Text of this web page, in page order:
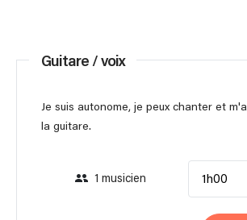
Guitare / voix
Je suis autonome, je peux chanter et
la guitare.
1 musicien 1h00